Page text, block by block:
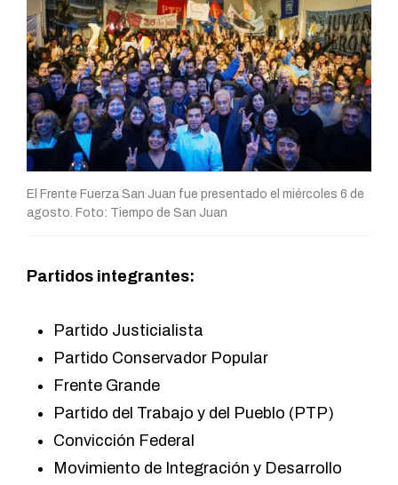
El Frente Fuerza San Juan fue presentado el miércoles 6 de
agosto. Foto: Tiempo de San Juan
Partidos integrantes:
Partido Justicialista
Partido Conservador Popular
Frente Grande
Partido del Trabajo y del Pueblo (PTP)
Convicción Federal
Movimiento de Integración y Desarrollo